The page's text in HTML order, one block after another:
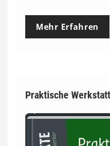
e
a
n
Mehr Erfahren
Praktische